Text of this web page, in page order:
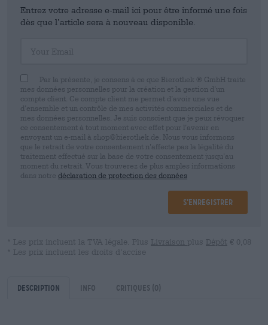
Entrez votre adresse e-mail ici pour être informé une fois
dès que l’article sera à nouveau disponible.
Par la présente, je consens à ce que Bierothek ® GmbH traite
mes données personnelles pour la création et la gestion d’un
compte client. Ce compte client me permet d’avoir une vue
d’ensemble et un contrôle de mes activités commerciales et de
mes données personnelles. Je suis conscient que je peux révoquer
ce consentement à tout moment avec effet pour l’avenir en
envoyant un e-mail à shop@bierothek.de. Nous vous informons
que le retrait de votre consentement n’affecte pas la légalité du
traitement effectué sur la base de votre consentement jusqu’au
moment du retrait. Vous trouverez de plus amples informations
dans notre déclaration de protection des données
S’enregistrer
* Les prix incluent la TVA légale. Plus Livraison plus Dépôt € 0,08
* Les prix incluent les droits d’accise
Description Info Critiques (0)